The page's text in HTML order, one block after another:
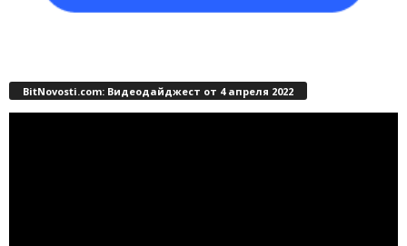
BitNovosti.com: Видеодайджест от 4 апреля 2022